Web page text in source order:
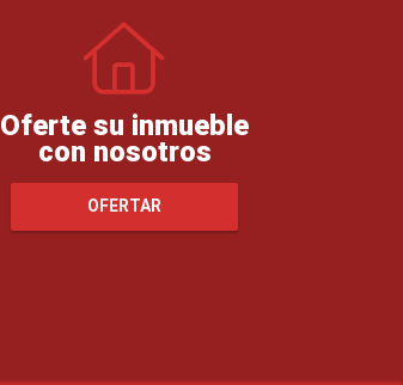
Oferte su inmueble
con nosotros
OFERTAR